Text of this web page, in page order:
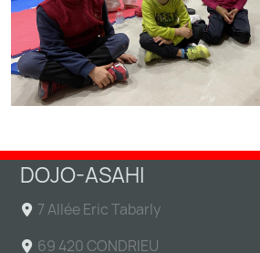
DOJO-ASAHI
7 Allée Eric Tabarly
69 420 CONDRIEU